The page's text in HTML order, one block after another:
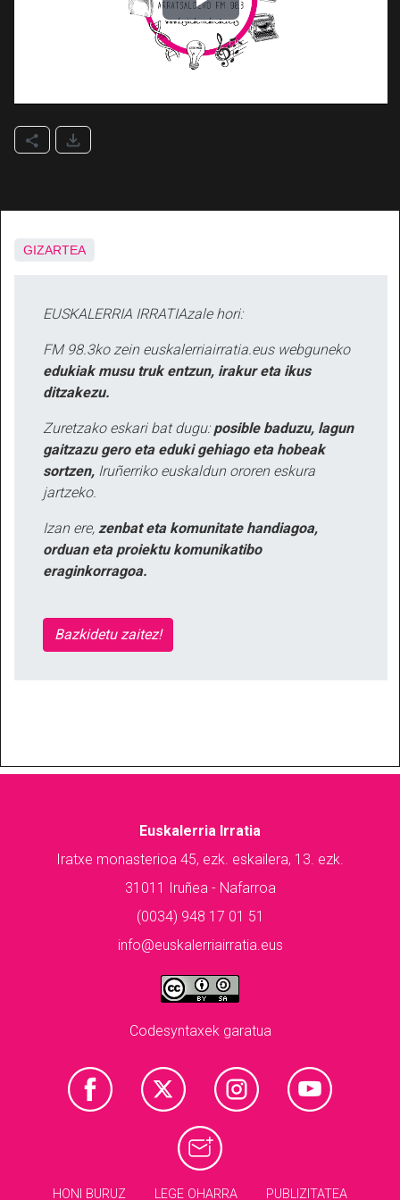
GIZARTEA
EUSKALERRIA IRRATIAzale hori:
FM 98.3ko zein euskalerriairratia.eus webguneko
edukiak musu truk entzun, irakur eta ikus
ditzakezu.
Zuretzako eskari bat dugu: posible baduzu, lagun
gaitzazu gero eta eduki gehiago eta hobeak
sortzen, Iruñerriko euskaldun ororen eskura
jartzeko.
Izan ere, zenbat eta komunitate handiagoa,
orduan eta proiektu komunikatibo
eraginkorragoa.
Bazkidetu zaitez!
Euskalerria Irratia
Iratxe monasterioa 45, ezk. eskailera, 13. ezk.
31011 Iruñea - Nafarroa
(0034) 948 17 01 51
info@euskalerriairratia.eus
Codesyntaxek garatua
HONI BURUZ LEGE OHARRA PUBLIZITATEA